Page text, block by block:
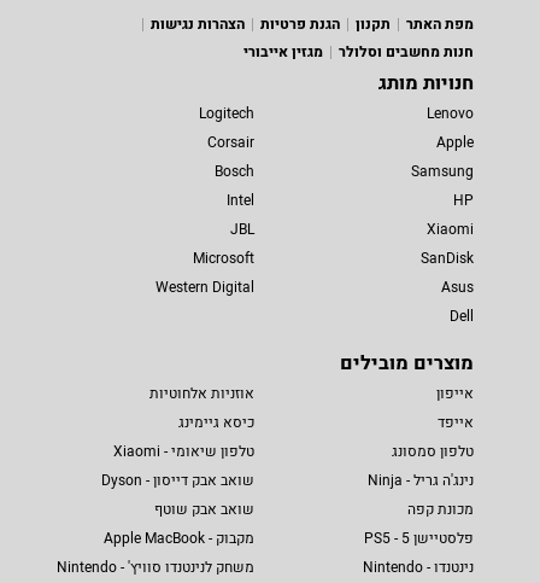
מפת האתר
תקנון הגנת פרטיות
הצהרות נגישות
חנות מחשבים וסלולר
מגזין אייבורי
חנויות מותג
Lenovo
Apple
Samsung
HP
Xiaomi
SanDisk
Asus
Dell
Logitech
Corsair
Bosch
Intel
JBL
Microsoft
Western Digital
מוצרים מובילים
אייפון
אייפד
טלפון סמסונג
נינג'ה גריל - Ninja
מכונת קפה
פלסטיישן 5 - PS5
נינטנדו - Nintendo
אוזניות אלחוטיות
כיסא גיימינג
טלפון שיאומי - Xiaomi
שואב אבק דייסון - Dyson
שואב אבק שוטף
מקבוק - Apple MacBook
משחק לנינטנדו סוויץ' - Nintendo